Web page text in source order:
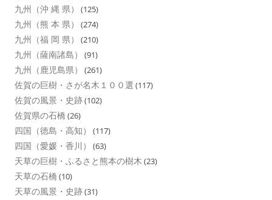
九州（沖 縄 県） (125)
九州（熊 本 県） (274)
九州（福 岡 県） (210)
九州（薩南諸島） (91)
九州（鹿児島県） (261)
佐賀の巨樹・さが名木１００選 (117)
佐賀の風景・史跡(102)
佐賀県の石橋 (26)
四国（徳島・高知） (117)
四国（愛媛・香川） (63)
天草の巨樹・ふるさと熊本の樹木 (23)
天草の石橋 (10)
天草の風景・史跡(31)